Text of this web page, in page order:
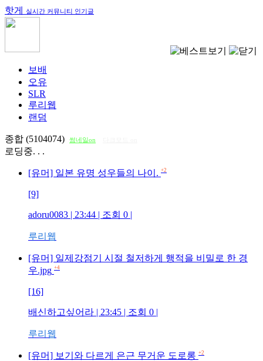
핫게 실시간 커뮤니티 인기글
보배
오유
SLR
루리웹
랜덤
종합 (5104074) 썸네일on
로딩중. . .
[유머] 일본 유명 성우들의 나이. +2
[9]
adoru0083 | 23:44 | 조회 0 |
루리웹
[유머] 일제강점기 시절 철저하게 행적을 비밀로 한 경
우.jpg +4
[16]
배신하고싶어라 | 23:45 | 조회 0 |
루리웹
[유머] 보기와 다르게 은근 무거운 도로롱 +2